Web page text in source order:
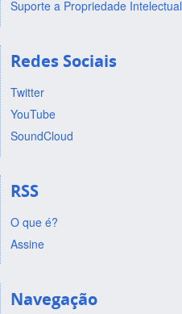
Suporte a Propriedade Intelectual
Redes Sociais
Twitter
YouTube
SoundCloud
RSS
O que é?
Assine
Navegação